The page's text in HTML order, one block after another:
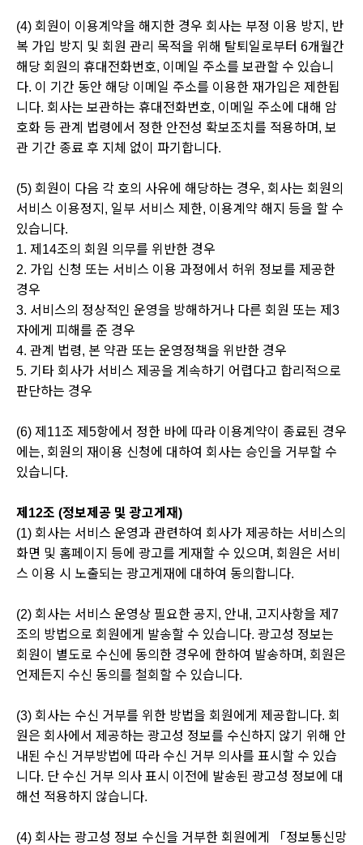
(4) 회원이 이용계약을 해지한 경우 회사는 부정 이용 방지, 반
복 가입 방지 및 회원 관리 목적을 위해 탈퇴일로부터 6개월간
해당 회원의 휴대전화번호, 이메일 주소를 보관할 수 있습니
다. 이 기간 동안 해당 이메일 주소를 이용한 재가입은 제한됩
니다. 회사는 보관하는 휴대전화번호, 이메일 주소에 대해 암
호화 등 관계 법령에서 정한 안전성 확보조치를 적용하며, 보
관 기간 종료 후 지체 없이 파기합니다.
(5) 회원이 다음 각 호의 사유에 해당하는 경우, 회사는 회원의
서비스 이용정지, 일부 서비스 제한, 이용계약 해지 등을 할 수
있습니다.
1. 제14조의 회원 의무를 위반한 경우
2. 가입 신청 또는 서비스 이용 과정에서 허위 정보를 제공한
경우
3. 서비스의 정상적인 운영을 방해하거나 다른 회원 또는 제3
자에게 피해를 준 경우
4. 관계 법령, 본 약관 또는 운영정책을 위반한 경우
5. 기타 회사가 서비스 제공을 계속하기 어렵다고 합리적으로
판단하는 경우
(6) 제11조 제5항에서 정한 바에 따라 이용계약이 종료된 경우
에는, 회원의 재이용 신청에 대하여 회사는 승인을 거부할 수
있습니다.
제12조 (정보제공 및 광고게재)
(1) 회사는 서비스 운영과 관련하여 회사가 제공하는 서비스의
화면 및 홈페이지 등에 광고를 게재할 수 있으며, 회원은 서비
스 이용 시 노출되는 광고게재에 대하여 동의합니다.
(2) 회사는 서비스 운영상 필요한 공지, 안내, 고지사항을 제7
조의 방법으로 회원에게 발송할 수 있습니다. 광고성 정보는
회원이 별도로 수신에 동의한 경우에 한하여 발송하며, 회원은
언제든지 수신 동의를 철회할 수 있습니다.
(3) 회사는 수신 거부를 위한 방법을 회원에게 제공합니다. 회
원은 회사에서 제공하는 광고성 정보를 수신하지 않기 위해 안
내된 수신 거부방법에 따라 수신 거부 의사를 표시할 수 있습
니다. 단 수신 거부 의사 표시 이전에 발송된 광고성 정보에 대
해선 적용하지 않습니다.
(4) 회사는 광고성 정보 수신을 거부한 회원에게 「정보통신망